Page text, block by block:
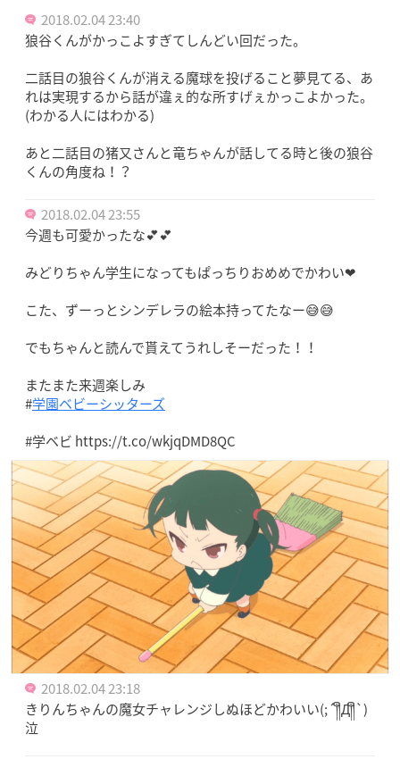
2018.02.04 23:40
狼谷くんがかっこよすぎてしんどい回だった。
二話目の狼谷くんが消える魔球を投げること夢見てる、あ
れは実現するから話が違ぇ的な所すげぇかっこよかった。
(わかる人にはわかる)
あと二話目の猪又さんと竜ちゃんが話してる時と後の狼谷
くんの角度ね！？
2018.02.04 23:55
今週も可愛かったな💕💕
みどりちゃん学生になってもぱっちりおめめでかわい❤
こた、ずーっとシンデレラの絵本持ってたなー😅😅
でもちゃんと読んで貰えてうれしそーだった！！
またまた来週楽しみ
#学園ベビーシッターズ
#学ベビ https://t.co/wkjqDMD8QC
2018.02.04 23:18
きりんちゃんの魔女チャレンジしぬほどかわいい(;´༎ຶД༎ຶ`)
泣